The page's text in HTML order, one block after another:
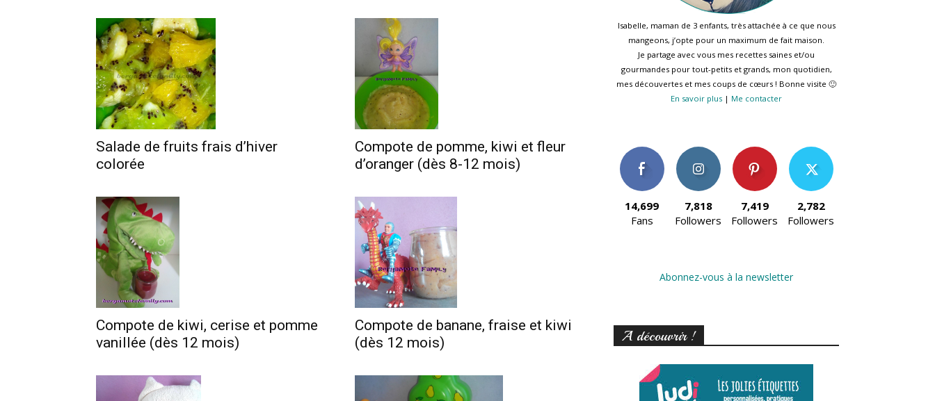
Salade de fruits frais d’hiver
colorée
Compote de pomme, kiwi et fleur
d’oranger (dès 8-12 mois)
Compote de kiwi, cerise et pomme
vanillée (dès 12 mois)
Compote de banane, fraise et kiwi
(dès 12 mois)
Isabelle, maman de 3 enfants, très attachée à ce que nous
mangeons, j’opte pour un maximum de fait maison.
Je partage avec vous mes recettes saines et/ou
gourmandes pour tout-petits et grands, mon quotidien,
mes découvertes et mes coups de cœurs ! Bonne visite 🙂
En savoir plus | Me contacter
14,699
Fans
7,818
Followers
7,419
Followers
2,782
Followers
Abonnez-vous à la newsletter
A découvrir !